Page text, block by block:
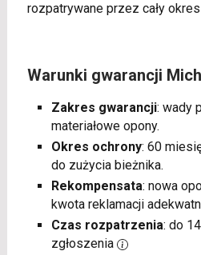
rozpatrywane przez cały
Warunki gwarancji
Zakres gwarancji: wady
materiałowe opony.
Okres ochrony: 60
do zużycia bieżnika.
Rekompensata: nowa
kwota reklamacji
Czas rozpatrzenia: do
zgłoszenia